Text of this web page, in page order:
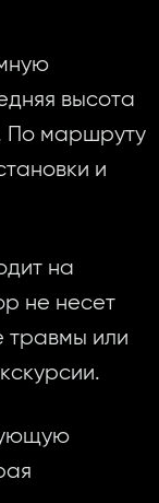
высота
По маршруту
и
на
не несет
травмы или